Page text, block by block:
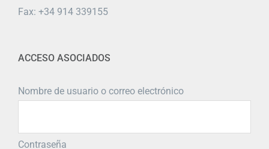
Fax: +34 914 339155
ACCESO ASOCIADOS
Nombre de usuario o correo electrónico
Contraseña